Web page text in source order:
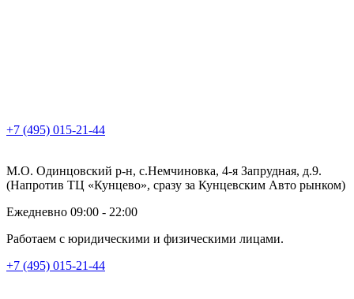
+7 (495) 015-21-44
М.О. Одинцовский р-н, с.Немчиновка, 4-я Запрудная, д.9.
(Напротив ТЦ «Кунцево», сразу за Кунцевским Авто рынком)
Ежедневно 09:00 - 22:00
Работаем с юридическими и физическими лицами.
+7 (495) 015-21-44